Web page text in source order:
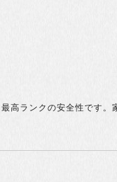
ランクの安全性です。